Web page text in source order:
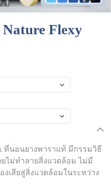
Flexy
ที่นอนยางพาราแท้ มีกรรมวิธี
ไม่ทำลายสิ่งแวดล้อม ไม่มี
เสียสู่สิ่งแวดล้อมในระหว่าง